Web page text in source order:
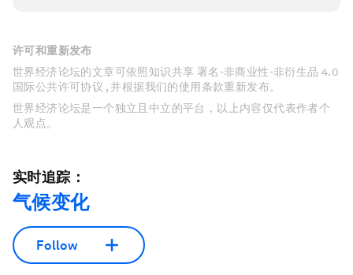
许可和重新发布
世界经济论坛的文章可依照知识共享 署名-非商业性-非衍生品 4.0
国际公共许可协议 , 并根据我们的使用条款重新发布。
世界经济论坛是一个独立且中立的平台，以上内容仅代表作者个
人观点。
实时追踪：
气候变化
Follow